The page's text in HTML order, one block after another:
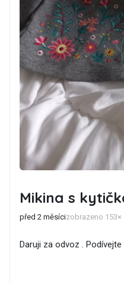
Mikina s
před 2 měsícizobrazeno 153×
Daruji za odvoz .